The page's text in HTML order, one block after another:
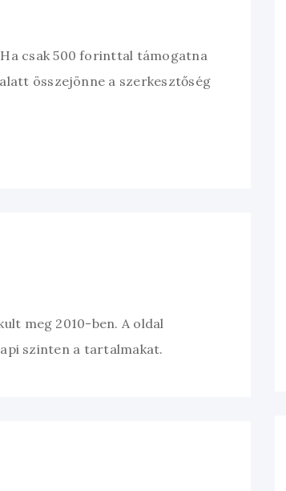
csak 500 forinttal támogatna
összejönne a szerkesztőség
meg 2010-ben. A oldal
szinten a tartalmakat.